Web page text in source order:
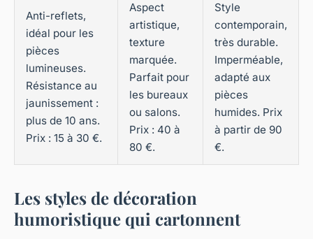
Anti-reflets,
idéal pour les
pièces
lumineuses.
Résistance au
jaunissement :
plus de 10 ans.
Prix : 15 à 30 €.
Aspect
artistique,
texture
marquée.
Parfait pour
les bureaux
ou salons.
Prix : 40 à
80 €.
Style
contemporain,
très durable.
Imperméable,
adapté aux
pièces
humides. Prix
à partir de 90
€.
Les styles de décoration
humoristique qui cartonnent